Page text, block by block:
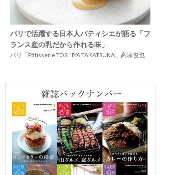
パリで活躍する日本人パティシエが語る「フ
ランス産の乳だから作れる味」
パリ「Pâtisserie TOSHIYA TAKATSUKA」高塚俊也